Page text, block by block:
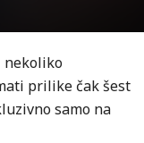
nekoliko
prilike čak šest
samo na